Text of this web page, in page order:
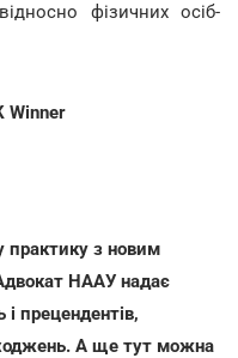
фізичних осіб-
Winner
з новим
НААУ надає
прецендентів,
А ще тут можна